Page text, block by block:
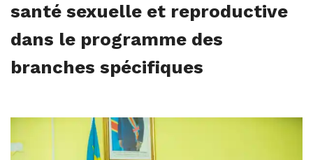
santé sexuelle et reproductive
dans le programme des
branches spécifiques